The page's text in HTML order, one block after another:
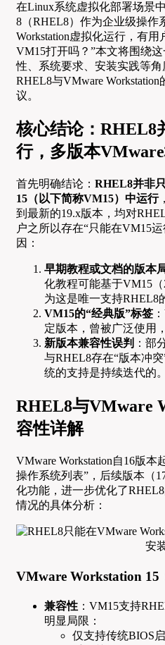
在Linux系统虚拟化部署场景
8（RHEL8）作为企业级操作
Workstation虚拟化运行，有
VM15打开吗？”本文将围绕
性、系统要求、安装实践等
RHEL8与VMware
议。
核心结论：RHEL8
行，多版本
首先明确结论： RHEL8并非
15（以下简称VM15）中运行
到最新的19.x版本，均对
户之所以存在“只能在VM15
因：
早期教程或文档的版本
化教程可能基于VM15
为这是唯一支持RHEL8
VM15的“经典版”标签
定版本，曾被广泛使用
新版本兼容性误判 ：部
与RHEL8存在“版本冲
统的支持是持续迭代的。
RHEL8与VMware
容性详解
VMware Workstation自16版
操作系统列表”，后续版本（
化功能，进一步优化了
情况的具体分析：
VMware Workstation 15
兼容性 ：VM15支持
明显局限：
仅支持传统BIOS